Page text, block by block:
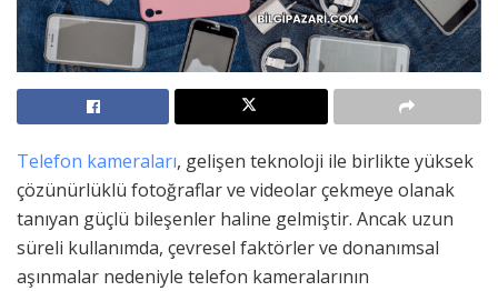
Telefon kameraları, gelişen teknoloji ile birlikte yüksek
çözünürlüklü fotoğraflar ve videolar çekmeye olanak
tanıyan güçlü bileşenler haline gelmiştir. Ancak uzun
süreli kullanımda, çevresel faktörler ve donanımsal
aşınmalar nedeniyle telefon kameralarının